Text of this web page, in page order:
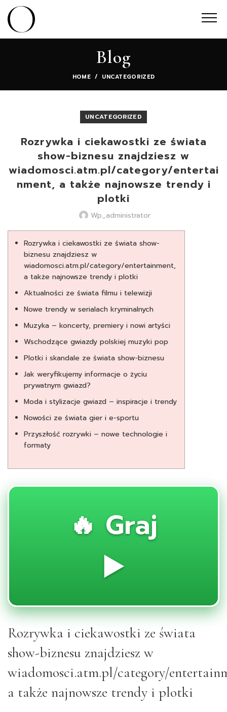
Blog
HOME UNCATEGORIZED
UNCATEGORIZED
Rozrywka i ciekawostki ze świata
show-biznesu znajdziesz w
wiadomosci.atm.pl/category/entertai
nment, a także najnowsze trendy i
plotki
Wp_administrator
Rozrywka i ciekawostki ze świata show-
biznesu znajdziesz w
wiadomosci.atm.pl/category/entertainment,
a także najnowsze trendy i plotki
Aktualności ze świata filmu i telewizji
Nowe trendy w serialach kryminalnych
Muzyka – koncerty, premiery i nowi artyści
Wschodzące gwiazdy polskiej muzyki pop
Plotki i skandale ze świata show-biznesu
Jak weryfikujemy informacje o życiu
prywatnym gwiazd?
Moda i stylizacje gwiazd – inspiracje i trendy
Nowości ze świata gier i e-sportu
Przyszłość rozrywki – nowe technologie i
formaty
🔥 Graj
▶️
Rozrywka i ciekawostki ze świata
show-biznesu znajdziesz w
wiadomosci.atm.pl/category/
a także najnowsze trendy i plotki